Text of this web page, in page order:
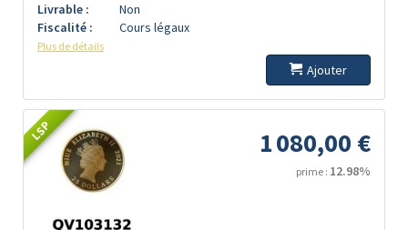
Livrable :
Non
Fiscalité :
Cours légaux
Plus de détails
Ajouter
LSP 1 080,00 €
prime : 12.98%